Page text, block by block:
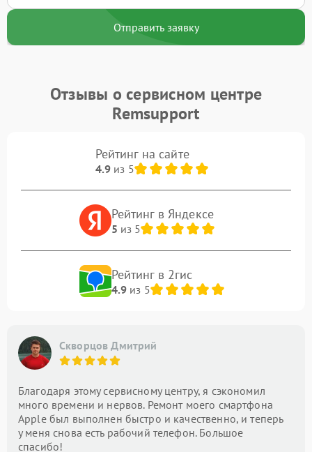
Отправить заявку
Отзывы о сервисном центре
Remsupport
Рейтинг на сайте
4.9из 5
Рейтинг в Яндексе
5 из 5
Рейтинг в 2гис
4.9из 5
Скворцов Дмитрий
Благодаря этому сервисному центру, я сэкономил
много времени и нервов. Ремонт моего смартфона
Apple был выполнен быстро и качественно, и теперь
у меня снова есть рабочий телефон. Большое
спасибо!